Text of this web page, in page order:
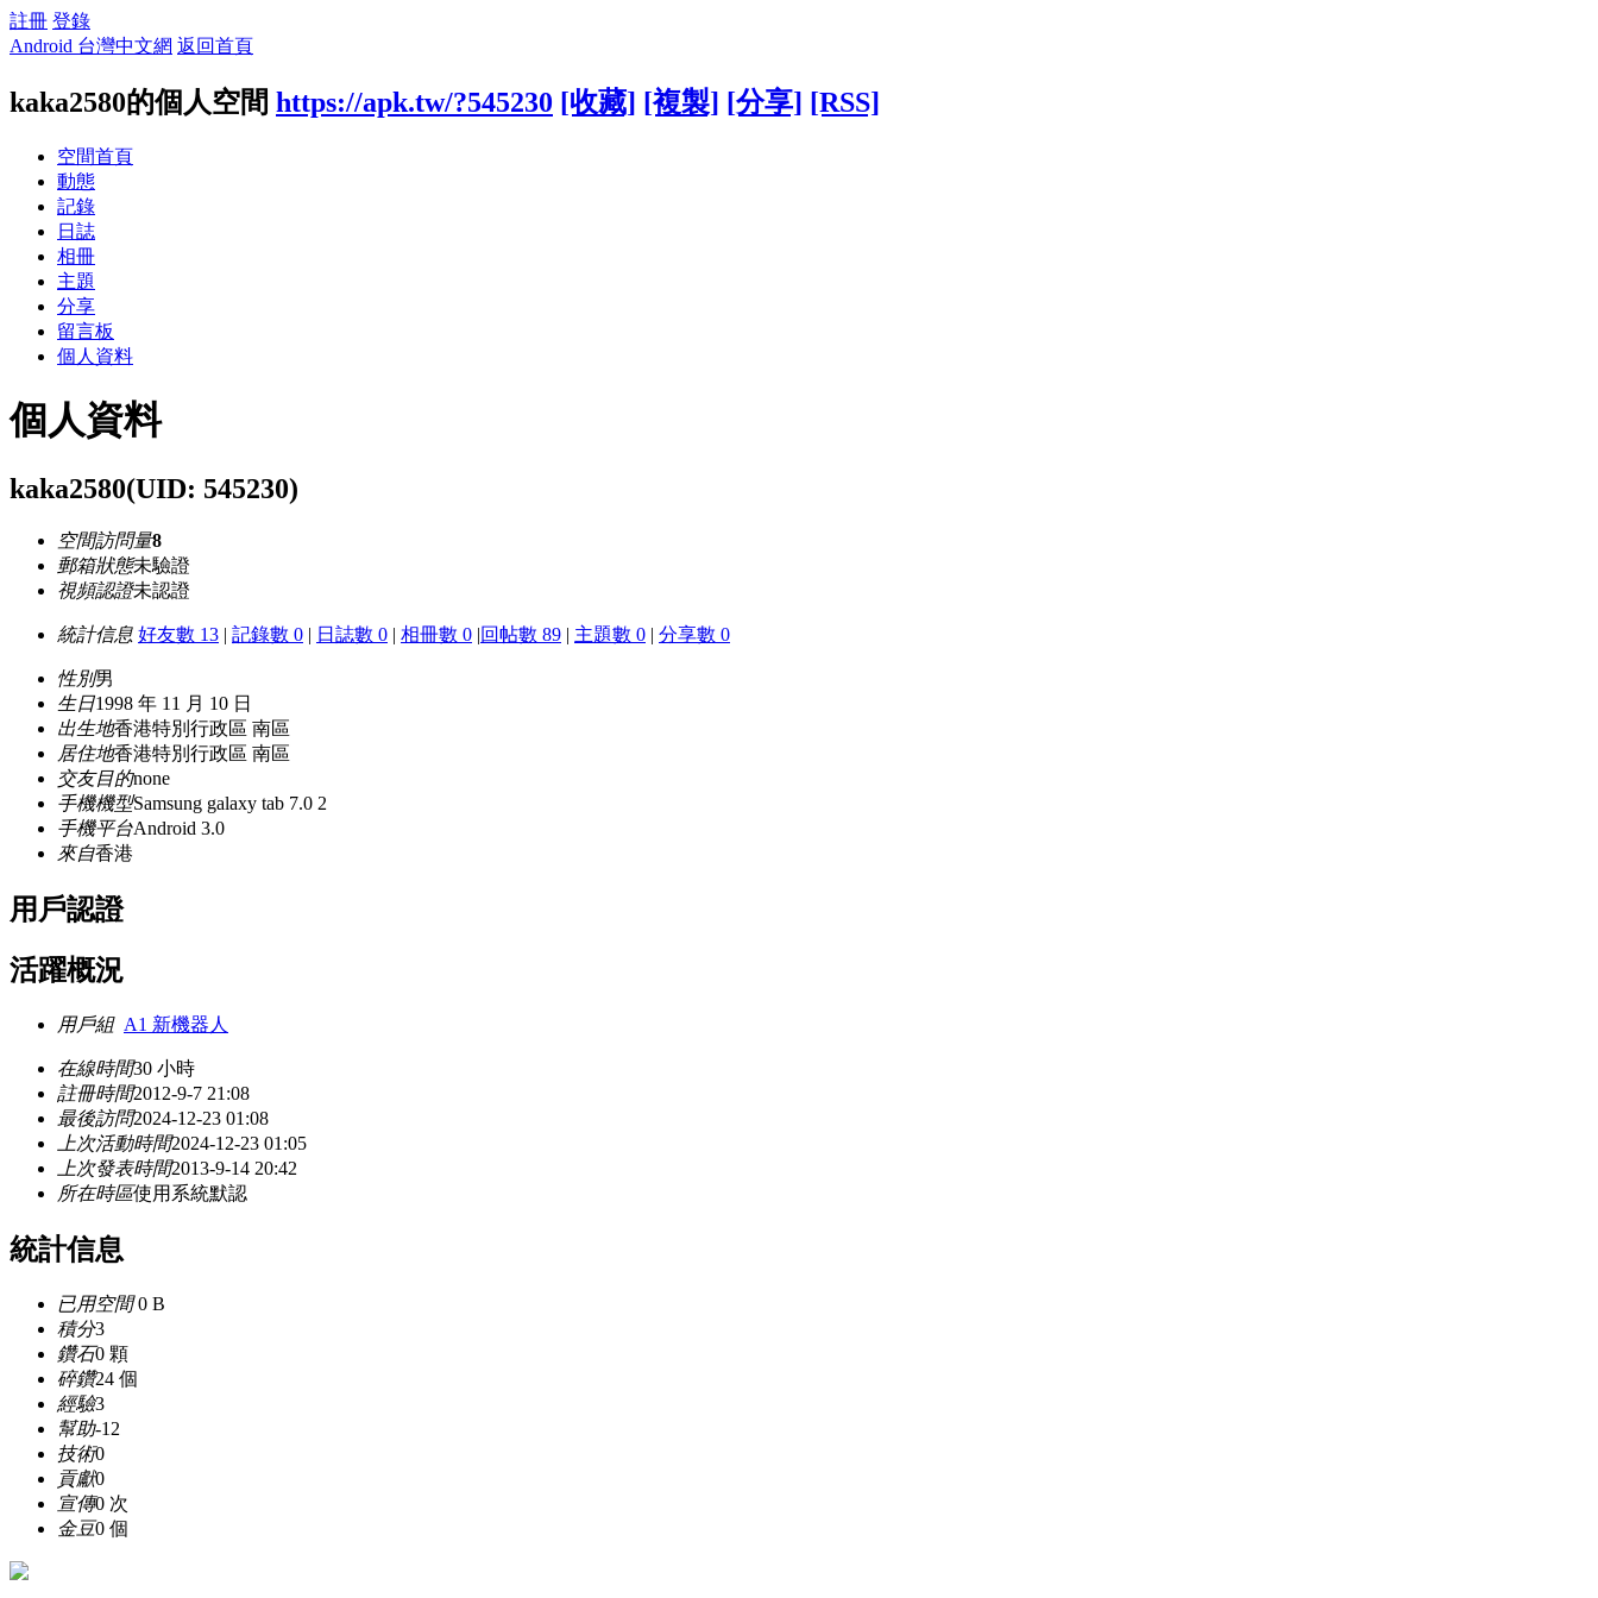
註冊 登錄
Android 台灣中文網 返回首頁
kaka2580的個人空間 https://apk.tw/?545230 [收藏] [複製] [分享] [RSS]
空間首頁
動態
記錄
日誌
相冊
主題
分享
留言板
個人資料
個人資料
kaka2580(UID: 545230)
空間訪問量8
郵箱狀態未驗證
視頻認證未認證
統計信息 好友數 13 | 記錄數 0 | 日誌數 0 | 相冊數 0 |回帖數 89 | 主題數 0 | 分享數 0
性別男
生日1998 年 11 月 10 日
出生地香港特別行政區 南區
居住地香港特別行政區 南區
交友目的none
手機機型Samsung galaxy tab 7.0 2
手機平台Android 3.0
來自香港
用戶認證
活躍概況
用戶組 A1 新機器人
在線時間30 小時
註冊時間2012-9-7 21:08
最後訪問2024-12-23 01:08
上次活動時間2024-12-23 01:05
上次發表時間2013-9-14 20:42
所在時區使用系統默認
統計信息
已用空間0 B
積分3
鑽石0 顆
碎鑽24 個
經驗3
幫助-12
技術0
貢獻0
宣傳0 次
金豆0 個